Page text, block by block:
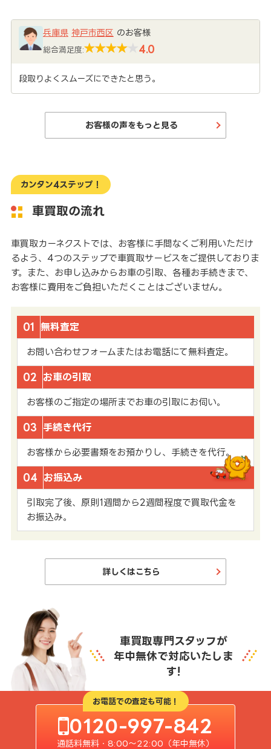
兵庫県 神戸市西区 のお客様
総合満足度: 4.0
段取りよくスムーズにできたと思う。
お客様の声をもっと見る
カンタン4ステップ！
車買取の流れ
車買取カーネクストでは、お客様に手間なくご利用いただけ
るよう、4つのステップで車買取サービスをご提供しておりま
す。また、お申し込みからお車の引取、各種お手続きまで、
お客様に費用をご負担いただくことはございません。
01 無料査定
お問い合わせフォームまたはお電話にて無料査定。
02 お車の引取
お客様のご指定の場所までお車の引取にお伺い。
03 手続き代行
お客様から必要書類をお預かりし、手続きを代行。
04 お振込み
引取完了後、原則1週間から2週間程度で買取代金を
お振込み。
詳しくはこちら
車買取専門スタッフが
年中無休で対応いたしま
す!
お電話での査定も可能！
0120-997-842
通話料無料・8:00〜22:00（年中無休）